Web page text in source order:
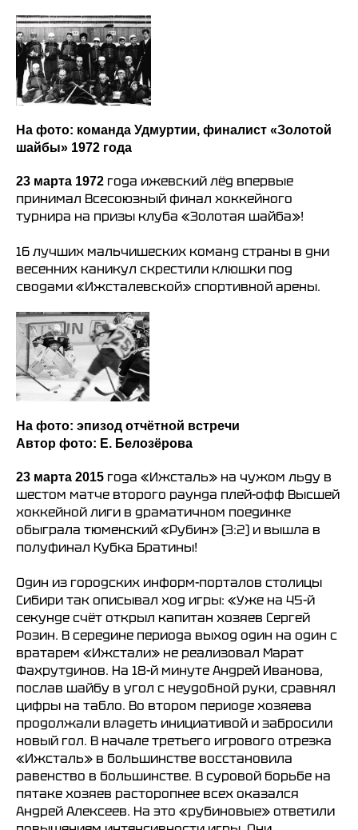
На фото: команда Удмуртии, финалист «Золотой
шайбы» 1972 года
23 марта 1972 года ижевский лёд впервые
принимал Всесоюзный финал хоккейного
турнира на призы клуба «Золотая шайба»!
16 лучших мальчишеских команд страны в дни
весенних каникул скрестили клюшки под
сводами «Ижсталевской» спортивной арены.
На фото: эпизод отчётной встречи
Автор фото: Е. Белозёрова
23 марта 2015 года «Ижсталь» на чужом льду в
шестом матче второго раунда плей-офф Высшей
хоккейной лиги в драматичном поединке
обыграла тюменский «Рубин» (3:2) и вышла в
полуфинал Кубка Братины!
Один из городских информ-порталов столицы
Сибири так описывал ход игры: «Уже на 45-й
секунде счёт открыл капитан хозяев Сергей
Розин. В середине периода выход один на один с
вратарем «Ижстали» не реализовал Марат
Фахрутдинов. На 18-й минуте Андрей Иванова,
послав шайбу в угол с неудобной руки, сравнял
цифры на табло. Во втором периоде хозяева
продолжали владеть инициативой и забросили
новый гол. В начале третьего игрового отрезка
«Ижсталь» в большинстве восстановила
равенство в большинстве. В суровой борьбе на
пятаке хозяев расторопнее всех оказался
Андрей Алексеев. На это «рубиновые» ответили